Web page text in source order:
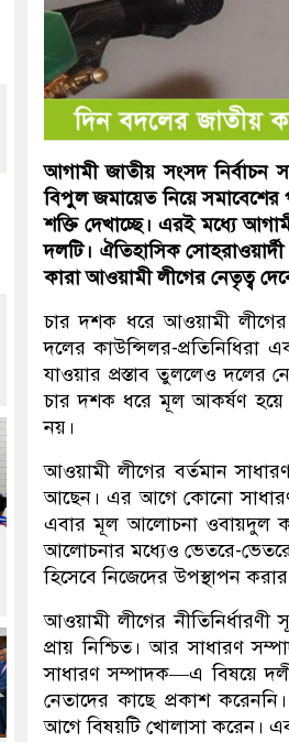
আগামী জাতীয় সংসদ নির্বাচন
বিপুল জমায়েত নিয়ে সমাবেশের
শক্তি দেখাচ্ছে। এরই মধ্যে
দলটি। ঐতিহাসিক
কারা আওয়ামী লীগের নেতৃত্ব
চার দশক ধরে আওয়ামী লীগের
দলের কাউন্সিলর-
যাওয়ার প্রস্তাব তুললেও দলের
চার দশক ধরে মূল আকর্ষণ হয়ে
নয়।
আওয়ামী লীগের বর্তমান
আছেন। এর আগে কোনো সাধারণ
এবার মূল আলোচনা ওবায়দুল
আলোচনার মধ্যেও ভেতরে-
হিসেবে নিজেদের উপস্থাপন করার
আওয়ামী লীগের
প্রায় নিশ্চিত। আর সাধারণ
সাধারণ সম্পাদক—এ বিষয়ে
নেতাদের কাছে প্রকাশ
আগে বিষয়টি খোলাসা করেন।